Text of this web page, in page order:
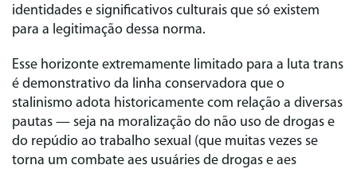
identidades e significativos culturais que só existem
para a legitimação dessa norma.
Esse horizonte extremamente limitado para a luta trans
é demonstrativo da linha conservadora que o
stalinismo adota historicamente com relação a diversas
pautas — seja na moralização do não uso de drogas e
do repúdio ao trabalho sexual (que muitas vezes se
torna um combate aes usuáries de drogas e aes